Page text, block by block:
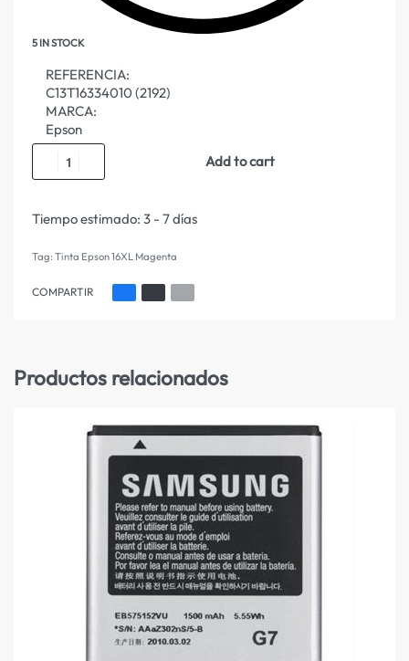
5 IN STOCK
REFERENCIA:
C13T16334010 (2192)
MARCA:
Epson
Add to cart
Tiempo estimado: 3 - 7 días
Tag: Tinta Epson 16XL Magenta
COMPARTIR
Productos relacionados